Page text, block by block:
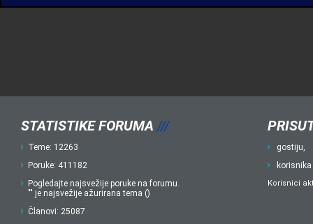
STATISTIKE FORUMA ///
Teme: 12263
Poruke: 411182
Pogledajte najsvežije poruke na forumu.
"" je najsvežije ažurirana tema ()
Članovi: 25087
gostiju,
korisnika
Korisnici